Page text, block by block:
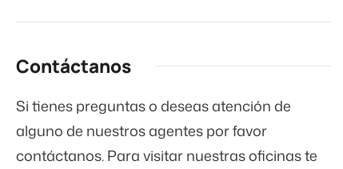
Contáctanos
Si tienes preguntas o deseas atención de
alguno de nuestros agentes por favor
contáctanos. Para visitar nuestras oficinas te